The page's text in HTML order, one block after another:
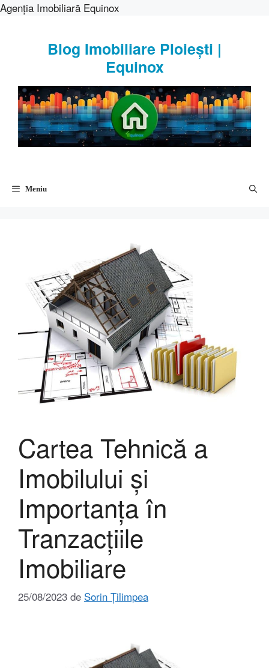
Agenția Imobiliară Equinox
Blog Imobiliare Ploiești |
Equinox
Meniu
Cartea Tehnică a
Imobilului și
Importanța în
Tranzacțiile
Imobiliare
25/08/2023 de Sorin Țilimpea